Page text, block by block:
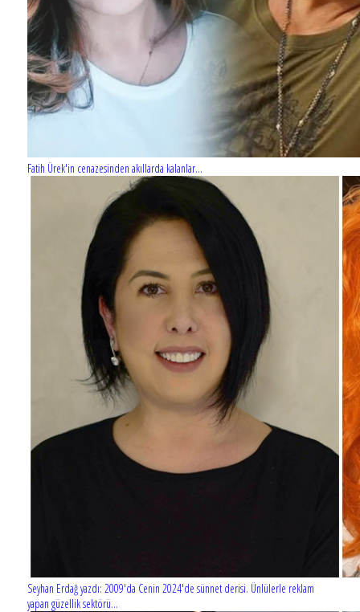
Fatih Ürek'in cenazesinden akıllarda kalanlar...
Seyhan Erdağ yazdı: 2009'da Cenin 2024'de sünnet derisi. Ünlülerle reklam
yapan güzellik sektörü...